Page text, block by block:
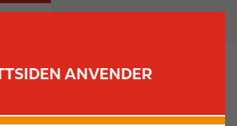
ANVENDER